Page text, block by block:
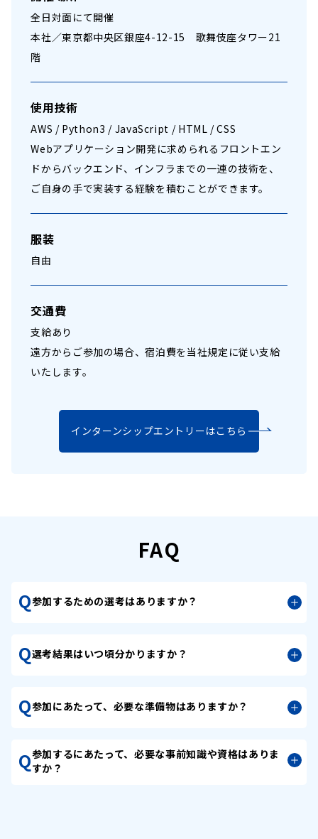
全日対面にて開催
本社／東京都中央区銀座4-12-15 歌舞伎座タワー21
階
使用技術
AWS / Python3 / JavaScript / HTML / CSS
Webアプリケーション開発に求められるフロントエン
ドからバックエンド、インフラまでの一連の技術を、
ご自身の手で実装する経験を積むことができます。
服装
自由
交通費
支給あり
遠方からご参加の場合、宿泊費を当社規定に従い支給
いたします。
インターンシップエントリーはこちら
FAQ
Q参加するための選考はありますか？
Q選考結果はいつ頃分かりますか？
Q参加にあたって、必要な準備物はありますか？
Q参加するにあたって、必要な事前知識や資格はありま
すか？